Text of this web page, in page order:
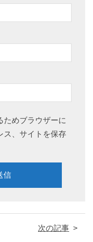
ためブラウザーに
ス、サイトを保存
次の記事